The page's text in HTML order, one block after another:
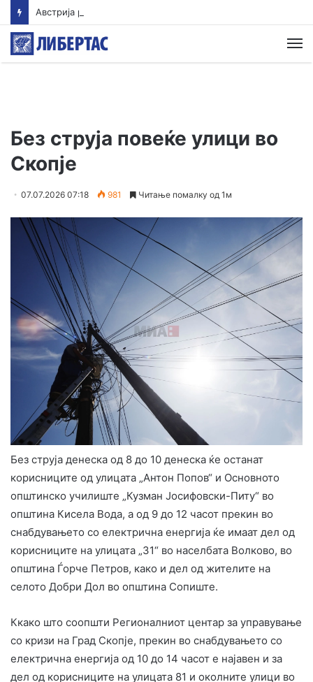
Австрија регистрира нов температурен рекорд
Без струја повеќе улици во
Скопје
07.07.2026 07:18 981 Читање помалку од 1м
Без струја денеска од 8 до 10 денеска ќе останат
корисниците од улицата „Антон Попов“ и Основното
општинско училиште „Кузман Јосифовски-Питу“ во
општина Кисела Вода, а од 9 до 12 часот прекин во
снабдувањето со електрична енергија ќе имаат дел од
корисниците на улицата „31“ во населбата Волково, во
општина Ѓорче Петров, како и дел од жителите на
селото Добри Дол во општина Сопиште.
Ккако што соопшти Регионалниот центар за управување
со кризи на Град Скопје, прекин во снабдувањето со
електрична енергија од 10 до 14 часот е најавен и за
дел од корисниците на улицата 81 и околните улици во